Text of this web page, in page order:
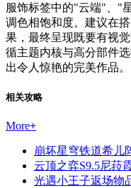
服饰标签中的"云端"、"
调色相饱和度。建议在
果，最终呈现既要有视
循主题内核与高分部件
出令人惊艳的完美作品。
相关攻略
More+
崩坏星穹铁道希儿
云顶之弈S9.5尼菈
光遇小王子返场物